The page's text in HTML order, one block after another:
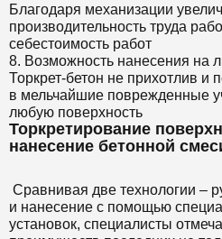
Благодаря механизации
производительность труда
себестоимость работ
8. Возможность нанесения на
Торкрет-бетон не прихотлив и
в мельчайшие поврежденные
любую поверхность
Торкретирование
нанесение бетонной
Сравнивая две технологии –
и нанесение с помощью
установок, специалисты